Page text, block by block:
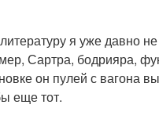
я уже давно
Сартра, бодрияра,
он пулей с вагона
еще тот.